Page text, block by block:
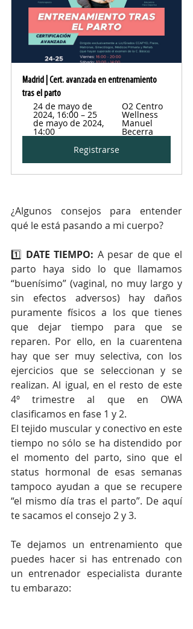
Madrid | Cert. avanzada en entrenamiento
tras el parto
24 de mayo de
2024, 16:00 – 25
de mayo de 2024,
14:00
O2 Centro
Wellness
Manuel
Becerra
Registrarse
¿Algunos consejos para entender
qué le está pasando a mi cuerpo?
1️⃣ DATE TIEMPO: A pesar de que el
parto haya sido lo que llamamos
“buenísimo” (vaginal, no muy largo y
sin efectos adversos) hay daños
puramente físicos a los que tienes
que dejar tiempo para que se
reparen. Por ello, en la cuarentena
hay que ser muy selectiva, con los
ejercicios que se seleccionan y se
realizan. Al igual, en el resto de este
4º trimestre al que en OWA
clasificamos en fase 1 y 2.
El tejido muscular y conectivo en este
tiempo no sólo se ha distendido por
el momento del parto, sino que el
status hormonal de esas semanas
tampoco ayudan a que se recupere
“el mismo día tras el parto”. De aquí
te sacamos el consejo 2 y 3.
Te dejamos un entrenamiento que
puedes hacer si has entrenado con
un entrenador especialista durante
tu embarazo: